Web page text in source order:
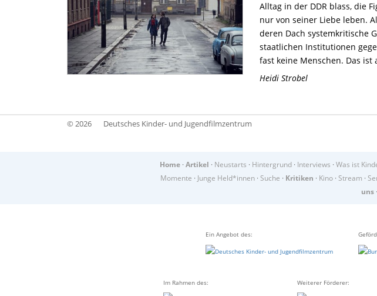
Alltag in der DDR blass, die
nur von seiner Liebe leben.
deren Dach systemkritische
staatlichen Institutionen
fast keine Menschen. Das
Heidi Strobel
© 2026 Deutsches Kinder- und Jugendfilmzentrum
Home · Artikel · Neustarts · Hintergrund · Interviews · Was ist
Momente · Junge Held*innen· Suche · Kritiken · Kino· Stream ·
uns ·
Ein Angebot des:
Im Rahmen des: Weiterer Förderer: